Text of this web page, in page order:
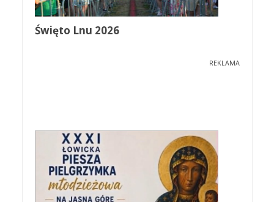
Święto Lnu 2026
REKLAMA